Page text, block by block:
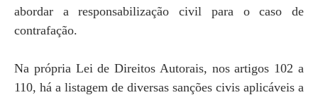
abordar a responsabilização civil para o caso de
contrafação.
Na própria Lei de Direitos Autorais, nos artigos 102 a
110, há a listagem de diversas sanções civis aplicáveis a